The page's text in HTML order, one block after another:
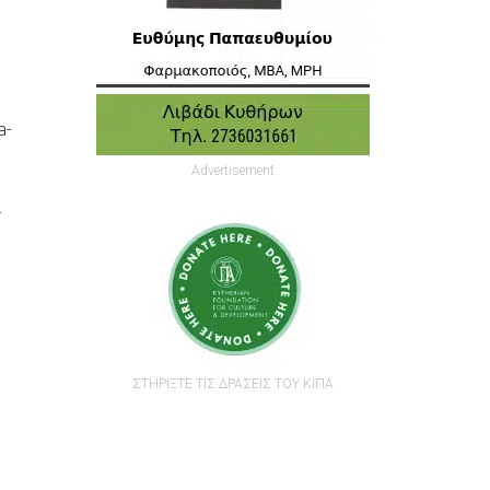
Advertisement
ΣΤΗΡΙΞΤΕ ΤΙΣ ΔΡΑΣΕΙΣ ΤΟΥ ΚΙΠΑ